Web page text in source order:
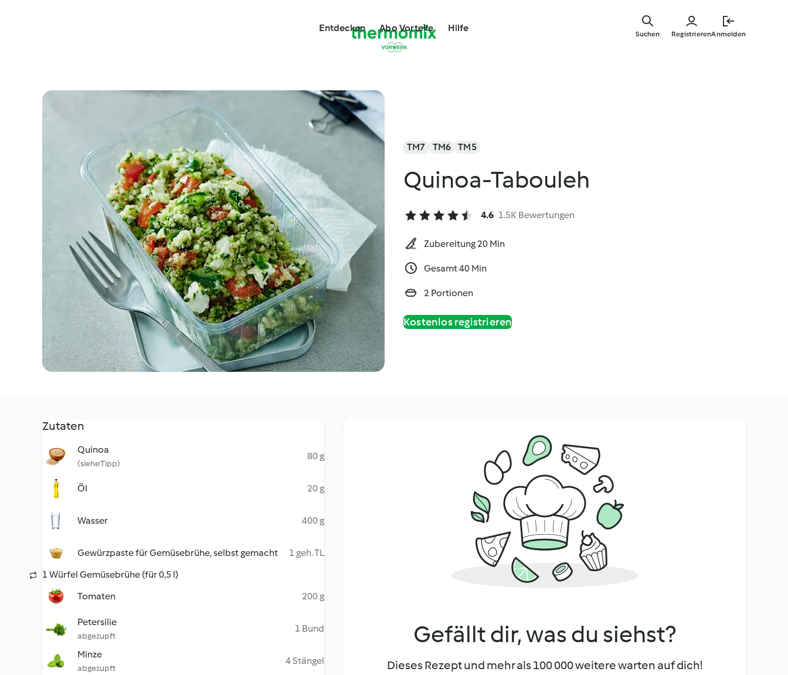
springen
Entdecken Abo Vorteile Hilfe
RegistrierenAnmelden
Suchen
TM7 TM6 TM5
Quinoa-Tabouleh
4.6 1.5K Bewertungen
Zubereitung 20 Min
Gesamt 40 Min
2 Portionen
Kostenlos registrieren
Zutaten
Quinoa
(siehe Tipp)
80 g
Öl 20 g
Wasser 400 g
Gewürzpaste für Gemüsebrühe, selbst gemacht
1 geh. TL
1 Würfel Gemüsebrühe (für 0,5 l)
Tomaten
200 g
Petersilie
abgezupft
1 Bund
Minze
abgezupft
4 Stängel
Gefällt dir, was du siehst?
Dieses Rezept und mehr als 100 000 weitere warten auf dich!